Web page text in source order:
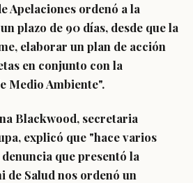
Apelaciones ordenó a la
plazo de 90 días, desde que la
elaborar un plan de acción
en conjunto con la
Medio Ambiente".
Blackwood, secretaria
explicó que "hace varios
que presentó la
de Salud nos ordenó un